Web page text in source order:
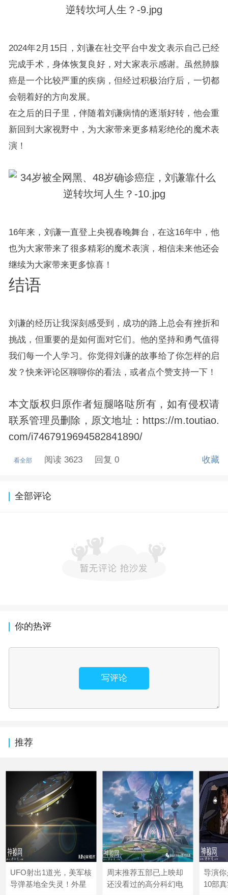
2024年2月15日，刘谦在社交平台中发文表示自己已经
完成手术，身体恢复良好，对大家表示感谢。虽然肺腺
癌是一个比较严重的疾病，但经过积极治疗后，一切都
会朝着好的方向发展。
在之后的日子里，伴随着刘谦病情的逐渐好转，他会重
新回到大家视野中，为大家带来更多精彩绝伦的魔术表
演！
16年来，刘谦一直登上央视春晚舞台，在这16年中，他
也为大家带来了很多精彩的魔术表演，相信未来他还会
继续为大家带来更多惊喜！
结语
刘谦的经历让我深刻感受到，成功的路上总会有挫折和
挑战，但重要的是如何面对它们。他的坚持和勇气值得
我们每一个人学习。你觉得刘谦的故事给了你怎样的启
发？快来评论区聊聊你的看法，或者点个赞支持一下！
本文版权归原作者短腿咯哒所有，如有侵权请
联系管理员删除，原文地址：https://m.toutiao.
com/i7467919694582841890/
看全部 阅读 3623 回复 0 收藏
全部评论
你的热评
写评论
推荐
UFO射出1道光，美军核
导弹基地全失灵！外星
周末推荐五部已上映却
还没看过的高分科幻电
导演
10部